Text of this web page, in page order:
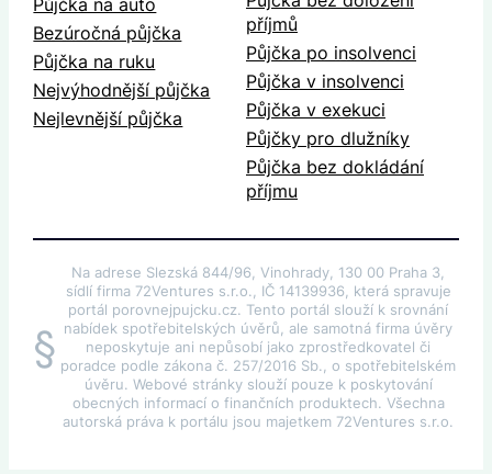
Bezúročná půjčka
Půjčka na ruku
Nejvýhodnější půjčka
Nejlevnější půjčka
příjmů
Půjčka po insolvenci
Půjčka v insolvenci
Půjčka v exekuci
Půjčky pro dlužníky
Půjčka bez dokládání
příjmu
§
Na adrese Slezská 844/96, Vinohrady, 130 00 Praha 3,
sídlí firma 72Ventures s.r.o., IČ 14139936, která spravuje
portál porovnejpujcku.cz. Tento portál slouží k srovnání
nabídek spotřebitelských úvěrů, ale samotná firma úvěry
neposkytuje ani nepůsobí jako zprostředkovatel či
poradce podle zákona č. 257/2016 Sb., o spotřebitelském
úvěru. Webové stránky slouží pouze k poskytování
obecných informací o finančních produktech. Všechna
autorská práva k portálu jsou majetkem 72Ventures s.r.o.